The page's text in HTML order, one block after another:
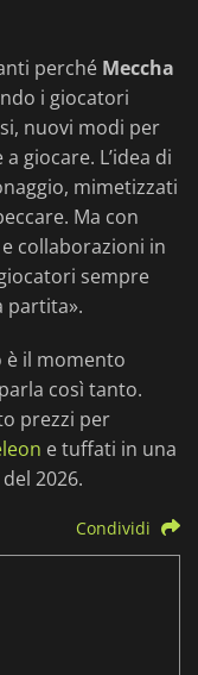
perché Meccha
i giocatori
nuovi modi per
giocare. L’idea di
mimetizzati
Ma con
collaborazioni in
sempre
partita».
è il momento
così tanto.
prezzi per
e tuffati in una
2026.
Condividi